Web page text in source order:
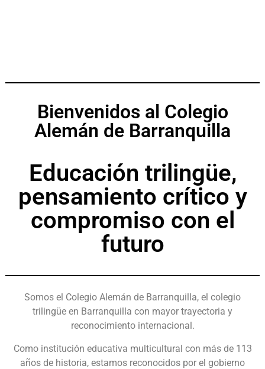
Bienvenidos al Colegio
Alemán de Barranquilla
Educación trilingüe,
pensamiento crítico y
compromiso con el
futuro
Somos el Colegio Alemán de Barranquilla, el colegio
trilingüe en Barranquilla con mayor trayectoria y
reconocimiento internacional.
Como institución educativa multicultural con más de 113
años de historia, estamos reconocidos por el gobierno